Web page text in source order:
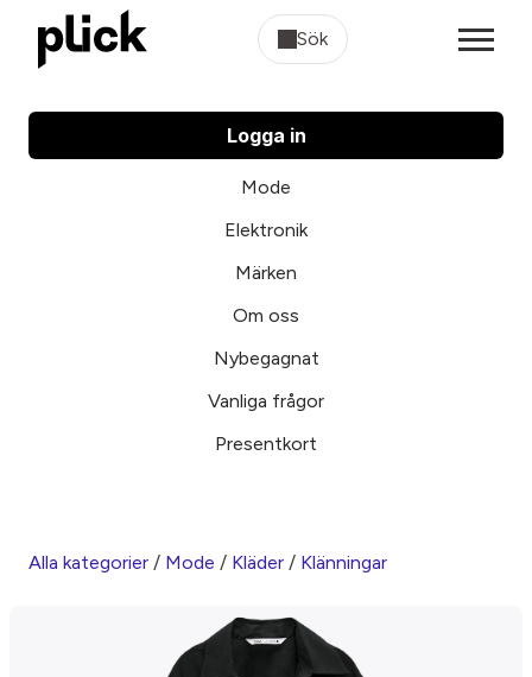
Sök
Logga in
Mode
Elektronik
Märken
Om oss
Nybegagnat
Vanliga frågor
Presentkort
Alla kategorier / Mode / Kläder / Klänningar